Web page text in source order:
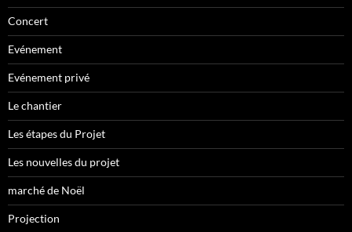
Concert
Evénement
Evénement privé
Le chantier
Les étapes du Projet
Les nouvelles du projet
marché de Noël
Projection